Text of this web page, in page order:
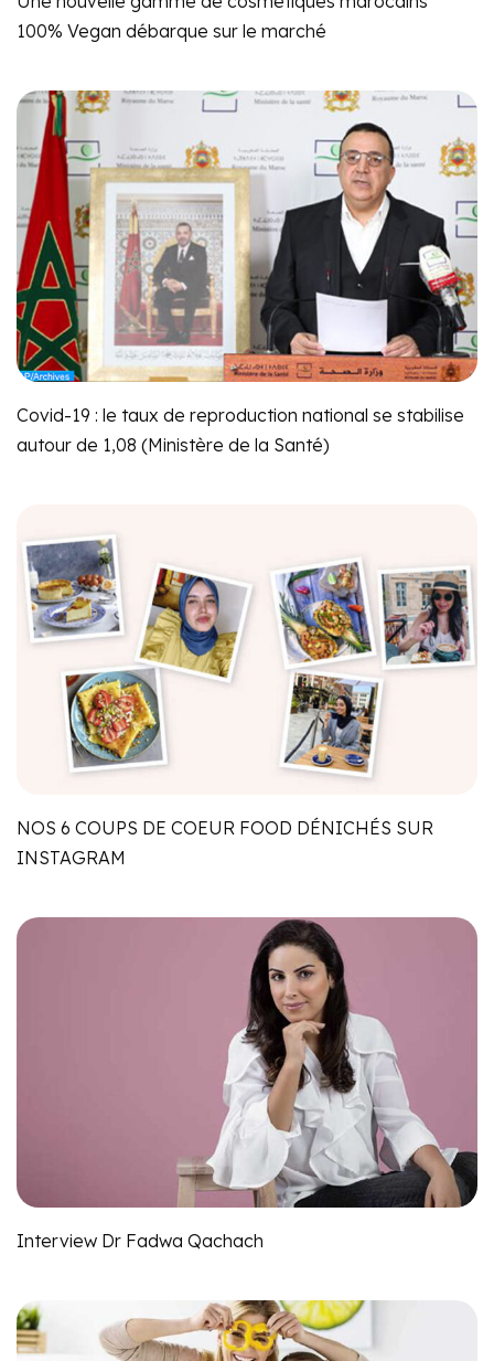
100% Vegan débarque sur le marché
Covid-19 : le taux de reproduction national se stabilise
autour de 1,08 (Ministère de la Santé)
NOS 6 COUPS DE COEUR FOOD DÉNICHÉS SUR
INSTAGRAM
Interview Dr Fadwa Qachach